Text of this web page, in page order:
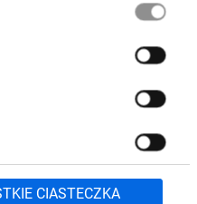
CIASTECZKA
71 37 61 600